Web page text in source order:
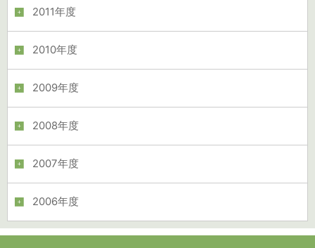
2011年度
2010年度
2009年度
2008年度
2007年度
2006年度